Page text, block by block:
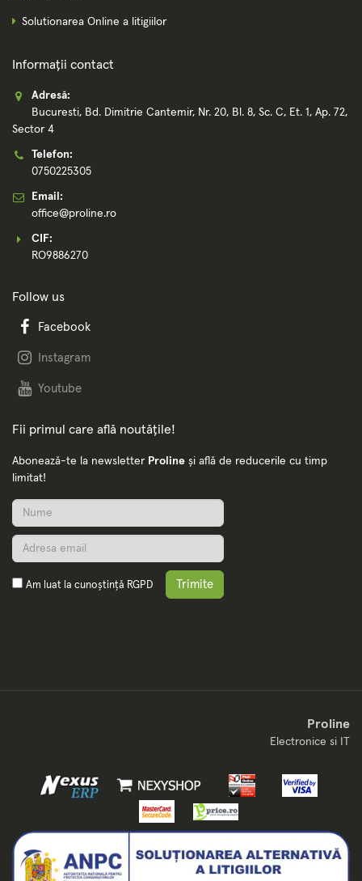
Solutionarea Online a litigiilor
Informații contact
Adresă:
Bucuresti, Bd. Dimitrie Cantemir, Nr. 20, Bl. 8, Sc. C, Et. 1, Ap. 72,
Sector 4
Telefon:
0750225305
Email:
office@proline.ro
CIF:
RO9886270
Follow us
Facebook
Instagram
Youtube
Fii primul care află noutățile!
Abonează-te la newsletter Proline și află de reducerile cu timp
limitat!
Am luat la cunoștință RGPD Trimite
Proline
Electronice si IT